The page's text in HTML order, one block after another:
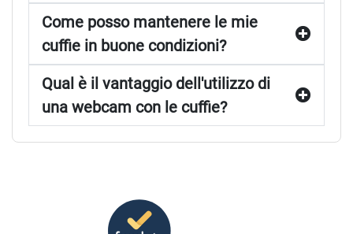
Come posso mantenere le mie
cuffie in buone condizioni?
Qual è il vantaggio dell'utilizzo di
una webcam con le cuffie?